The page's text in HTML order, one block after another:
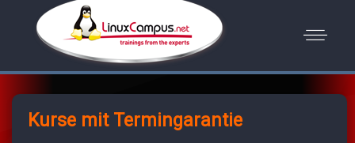
Kurse mit Termingarantie